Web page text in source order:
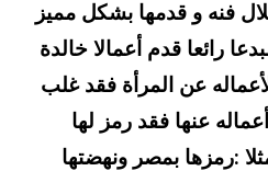
فنه و قدمها بشكل مميز
رائعا قدم أعمالا خالدة
عن المرأة فقد غلب
عنها فقد رمز لها
:رمزها بمصر ونهضتها